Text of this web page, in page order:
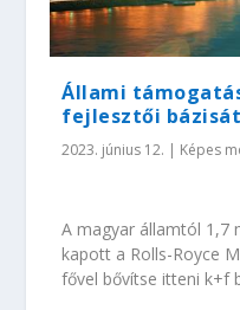
Állami
fejlesztői bázisát
2023. június 12. | Képes
A magyar államtól 1,7
kapott a Rolls-Royce
fővel bővítse itteni k+f